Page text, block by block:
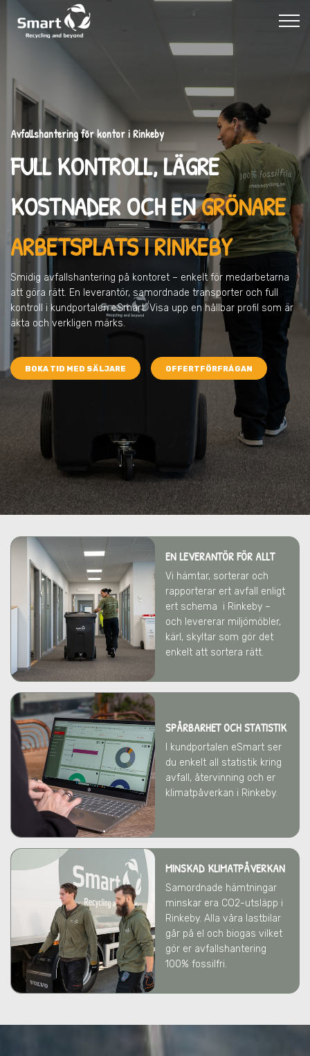
Avfallshantering för kontor i Rinkeby
FULL KONTROLL, LÄGRE
KOSTNADER OCH ENGRÖNARE
ARBETSPLATS I RINKEBY
Smidig avfallshantering på kontoret – enkelt för medarbetarna
att göra rätt. En leverantör, samordnade transporter och full
kontroll i kundportalen eSmart. Visa upp en hållbar profil som är
äkta och verkligen märks.
BOKA TID MED SÄLJARE OFFERTFÖRFRÅGAN
EN LEVERANTÖR FÖR ALLT
Vi hämtar, sorterar och
rapporterar ert avfall enligt
ert schema i Rinkeby –
och levererar miljömöbler,
kärl, skyltar som gör det
enkelt att sortera rätt.
SPÅRBARHET OCH STATISTIK
I kundportalen eSmart ser
du enkelt all statistik kring
avfall, återvinning och er
klimatpåverkan i Rinkeby.
MINSKAD KLIMATPÅVERKAN
Samordnade hämtningar
minskar era CO2-utsläpp i
Rinkeby. Alla våra lastbilar
går på el och biogas vilket
gör er avfallshantering
100% fossilfri.